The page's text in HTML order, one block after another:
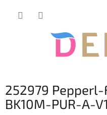
252979 Pepperl-
BK10M-PUR-A-